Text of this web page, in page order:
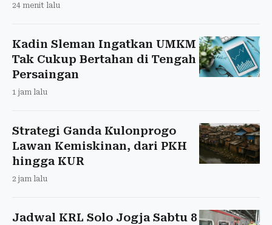
24 menit lalu
Kadin Sleman Ingatkan UMKM
Tak Cukup Bertahan di Tengah
Persaingan
1 jam lalu
Strategi Ganda Kulonprogo
Lawan Kemiskinan, dari PKH
hingga KUR
2 jam lalu
Jadwal KRL Solo Jogja Sabtu 8